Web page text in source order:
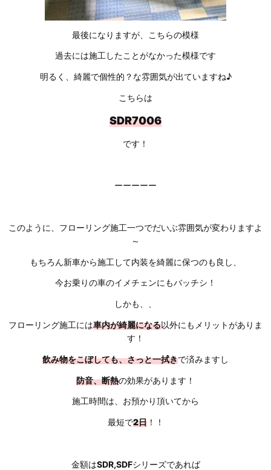
最後になりますが、こちらの模様
過去には施工したことがなかった模様です
明るく、綺麗で個性的？な雰囲気が出ていますね♪
こちらは
SDR7006
です！
ーーーーー
このように、フローリング施工一つでだいぶ雰囲気が変わりますよ
～
もちろん新車から施工して内装を綺麗に保つのも良し、
今お乗りの車のイメチェンにもバッチシ！
しかも、、
フローリング施工には車内が綺麗になる以外にもメリットがありま
す！
飲み物をこぼしても、さっと一拭きで済みますし
防音、断熱の効果があります！
施工時間は、お預かり頂いてから
最短で2日！！
金額はSDR,SDFシリーズであれば